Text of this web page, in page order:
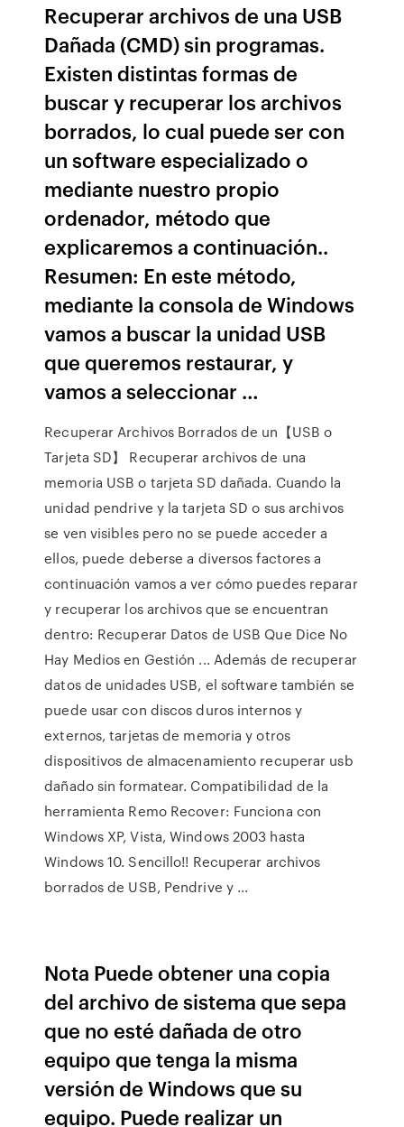
Recuperar archivos de una USB
Dañada (CMD) sin programas.
Existen distintas formas de
buscar y recuperar los archivos
borrados, lo cual puede ser con
un software especializado o
mediante nuestro propio
ordenador, método que
explicaremos a continuación..
Resumen: En este método,
mediante la consola de Windows
vamos a buscar la unidad USB
que queremos restaurar, y
vamos a seleccionar …
Recuperar Archivos Borrados de un【USB o
Tarjeta SD】 Recuperar archivos de una
memoria USB o tarjeta SD dañada. Cuando la
unidad pendrive y la tarjeta SD o sus archivos
se ven visibles pero no se puede acceder a
ellos, puede deberse a diversos factores a
continuación vamos a ver cómo puedes reparar
y recuperar los archivos que se encuentran
dentro: Recuperar Datos de USB Que Dice No
Hay Medios en Gestión ... Además de recuperar
datos de unidades USB, el software también se
puede usar con discos duros internos y
externos, tarjetas de memoria y otros
dispositivos de almacenamiento recuperar usb
dañado sin formatear. Compatibilidad de la
herramienta Remo Recover: Funciona con
Windows XP, Vista, Windows 2003 hasta
Windows 10. Sencillo!! Recuperar archivos
borrados de USB, Pendrive y ...
Nota Puede obtener una copia
del archivo de sistema que sepa
que no esté dañada de otro
equipo que tenga la misma
versión de Windows que su
equipo. Puede realizar un